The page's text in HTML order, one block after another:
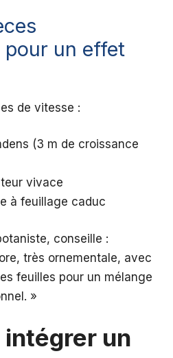
un effet
de vitesse :
(3 m de croissance
vivace
à feuillage caduc
conseille :
très ornementale, avec
feuilles pour un mélange
»
un